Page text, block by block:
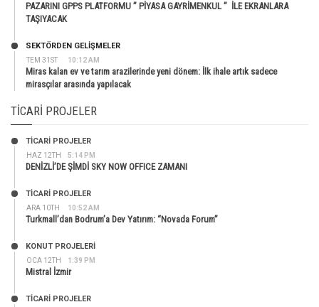
PAZARINI GPPS PLATFORMU ” PİYASA GAYRİMENKUL ” İLE EKRANLARA
TAŞIYACAK
TEM 31ST 10:12 AM
SEKTÖRDEN GELIŞMELER
Miras kalan ev ve tarım arazilerinde yeni dönem: İlk ihale artık sadece
mirasçılar arasında yapılacak
TICARI PROJELER
HAZ 12TH 5:14 PM
TİCARİ PROJELER
DENİZLİ’DE ŞİMDİ SKY NOW OFFICE ZAMANI
ARA 10TH 10:52 AM
TİCARİ PROJELER
Turkmall’dan Bodrum’a Dev Yatırım: “Novada Forum”
OCA 12TH 1:39 PM
KONUT PROJELERI
Mistral İzmir
TİCARİ PROJELER